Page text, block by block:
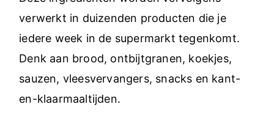
verwerkt in duizenden producten die je
iedere week in de supermarkt tegenkomt.
Denk aan brood, ontbijtgranen, koekjes,
sauzen, vleesvervangers, snacks en kant-
en-klaarmaaltijden.